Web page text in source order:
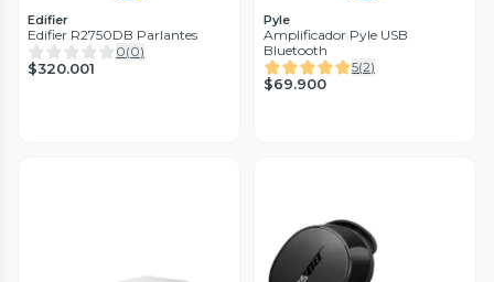
Edifier
Edifier R2750DB Parlantes
0(0)
$320.001
Pyle
Amplificador Pyle USB
Bluetooth
5(2)
$69.900